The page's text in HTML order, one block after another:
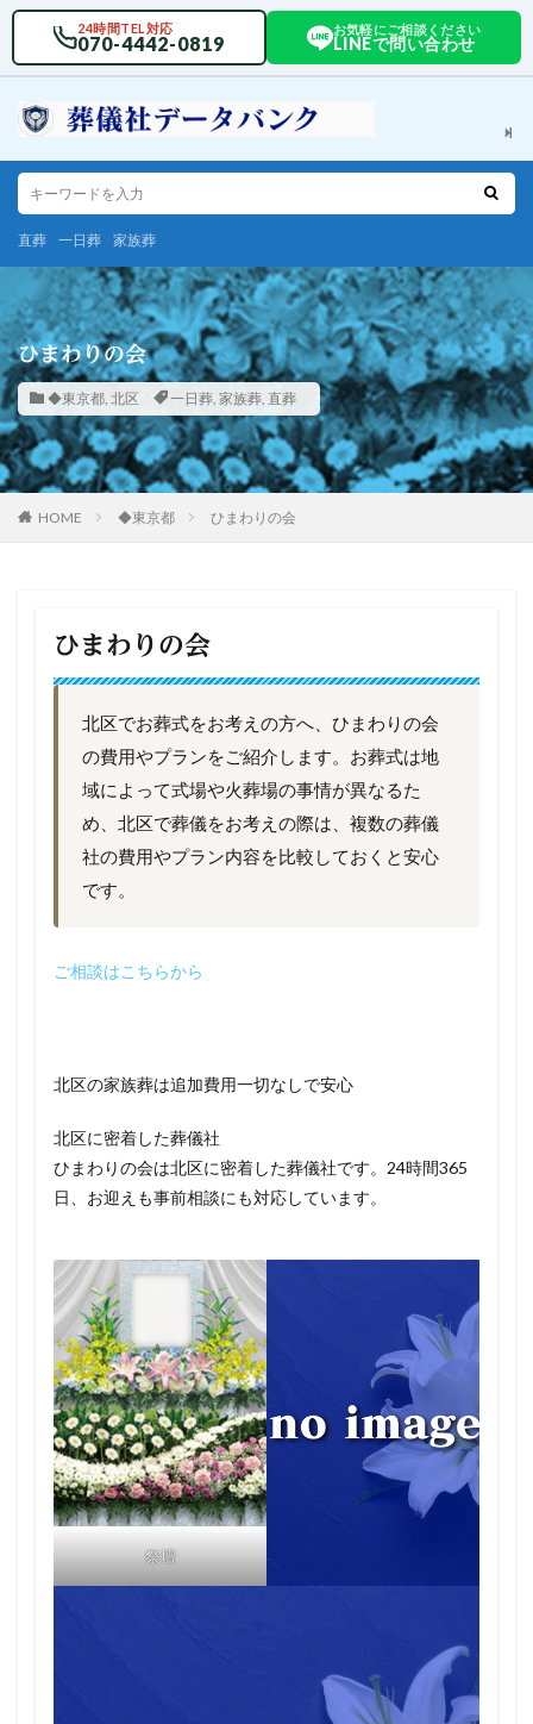
24時間TEL対応
070-4442-0819
お気軽にご相談ください
LINEで問い合わせ
直葬 一日葬 家族葬
ひまわりの会
◆東京都, 北区 一日葬, 家族葬, 直葬
HOME ◆東京都 ひまわりの会
ひまわりの会
北区でお葬式をお考えの方へ、ひまわりの会
の費用やプランをご紹介します。お葬式は地
域によって式場や火葬場の事情が異なるた
め、北区で葬儀をお考えの際は、複数の葬儀
社の費用やプラン内容を比較しておくと安心
です。
ご相談はこちらから
北区の家族葬は追加費用一切なしで安心
北区に密着した葬儀社
ひまわりの会は北区に密着した葬儀社です。24時間365
日、お迎えも事前相談にも対応しています。
祭壇